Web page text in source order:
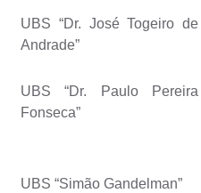
UBS “Dr. José Togeiro de
Andrade”
UBS “Dr. Paulo Pereira
Fonseca”
UBS “Simão Gandelman”